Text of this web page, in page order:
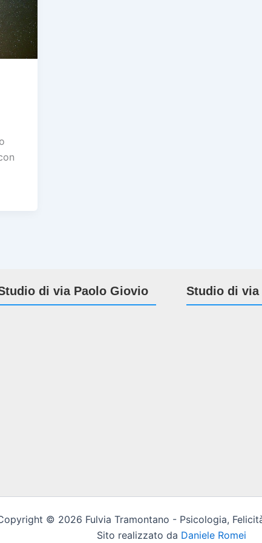
di via Paolo Giovio
Studio di via
© 2026 Fulvia Tramontano - Psicologia,
Sito realizzato da Daniele Romei